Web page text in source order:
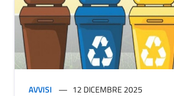
AVVISI 12 DICEMBRE 2025